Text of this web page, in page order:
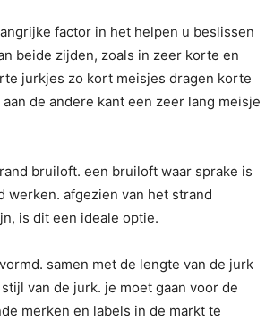
factor in het helpen u beslissen
beide zijden, zoals in zeer korte en
jurkjes zo kort meisjes dragen korte
de andere kant een zeer lang meisje
bruiloft. een bruiloft waar sprake is
werken. afgezien van het strand
is dit een ideale optie.
samen met de lengte van de jurk
van de jurk. je moet gaan voor de
merken en labels in de markt te